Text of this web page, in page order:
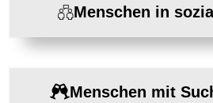
Menschen in
Menschen mit